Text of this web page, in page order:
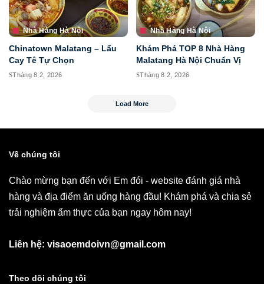
Nhà Hàng Hà Nội
Chinatown Malatang – Lẩu
Cay Tê Tự Chọn
Tháng 8 2, 2026
Nhà Hàng Hà Nội
Khám Phá TOP 8 Nhà Hàng
Malatang Hà Nội Chuẩn Vị
Tháng 8 2, 2026
Load More
Về chúng tôi
Chào mừng bạn đến với Em đói - website đánh giá nhà
hàng và địa điểm ăn uống hàng đầu! Khám phá và chia sẻ
trải nghiệm ẩm thực của bạn ngay hôm nay!
Liên hệ: visaoemdoivn@gmail.com
Theo dõi chúng tôi